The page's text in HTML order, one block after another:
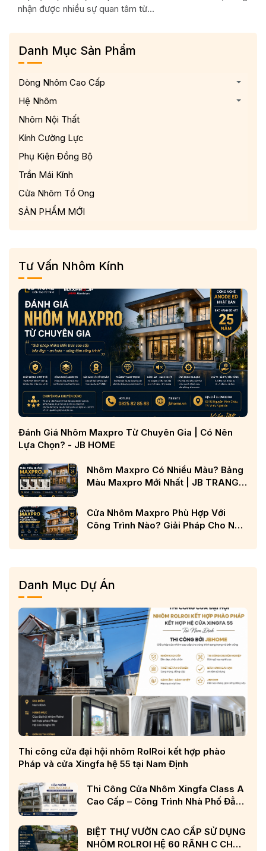
nhận được nhiều sự quan tâm từ...
Danh Mục Sản Phẩm
Dòng Nhôm Cao Cấp
Hệ Nhôm
Nhôm Nội Thất
Kính Cường Lực
Phụ Kiện Đồng Bộ
Trần Mái Kính
Cửa Nhôm Tổ Ong
SẢN PHẨM MỚI
Tư Vấn Nhôm Kính
Đánh Giá Nhôm Maxpro Từ Chuyên Gia | Có Nên
Lựa Chọn? - JB HOME
Nhôm Maxpro Có Nhiều Màu? Bảng
Màu Maxpro Mới Nhất | JB TRANG
Cửa Nhôm Maxpro Phù Hợp Với
Công Trình Nào? Giải Pháp Cho Nhà
Cấp
Danh Mục Dự Án
Thi công cửa đại hội nhôm RolRoi kết hợp phào
Pháp và cửa Xingfa hệ 55 tại Nam Định
Thi Công Cửa Nhôm Xingfa Class A
Cao Cấp – Công Trình Nhà Phố Đẳng
BIỆT THỰ VƯỜN CAO CẤP SỬ DỤNG
NHÔM ROLROI HỆ 60 RÃNH C CHÂU